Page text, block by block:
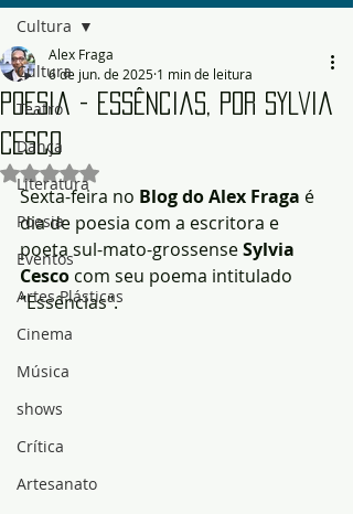
Cultura
Teatro
Dança
Literatura
Poesia
Eventos
Artes Plásticas
Cinema
Música
shows
Crítica
Artesanato
Cultura
Poesia - Essências, por Sylvia
Cesco
Alex Fraga
6 de jun. de 2025 1 min de leitura
Avaliado com NaN de 5 estrelas.
Sexta-feira no Blog do Alex Fraga é
dia de poesia com a escritora e
poeta sul-mato-grossense Sylvia
Cesco com seu poema intitulado
"Essências".